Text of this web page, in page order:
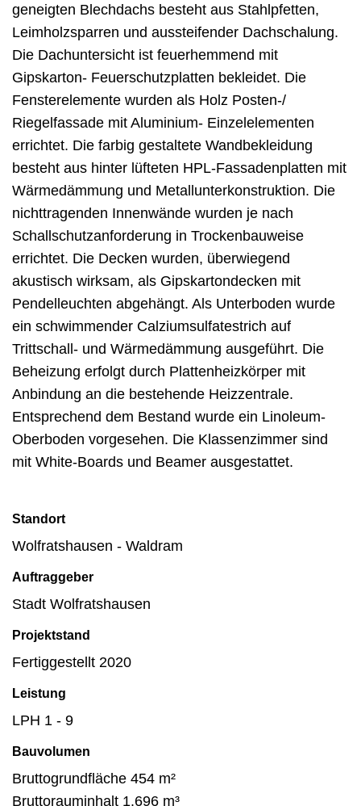
geneigten Blechdachs besteht aus Stahlpfetten,
Leimholzsparren und aussteifender Dachschalung.
Die Dachuntersicht ist feuerhemmend mit
Gipskarton- Feuerschutzplatten bekleidet. Die
Fensterelemente wurden als Holz Posten-/
Riegelfassade mit Aluminium- Einzelelementen
errichtet. Die farbig gestaltete Wandbekleidung
besteht aus hinter lüfteten HPL-Fassadenplatten mit
Wärmedämmung und Metallunterkonstruktion. Die
nichttragenden Innenwände wurden je nach
Schallschutzanforderung in Trockenbauweise
errichtet. Die Decken wurden, überwiegend
akustisch wirksam, als Gipskartondecken mit
Pendelleuchten abgehängt. Als Unterboden wurde
ein schwimmender Calziumsulfatestrich auf
Trittschall- und Wärmedämmung ausgeführt. Die
Beheizung erfolgt durch Plattenheizkörper mit
Anbindung an die bestehende Heizzentrale.
Entsprechend dem Bestand wurde ein Linoleum-
Oberboden vorgesehen. Die Klassenzimmer sind
mit White-Boards und Beamer ausgestattet.
Standort
Wolfratshausen - Waldram
Auftraggeber
Stadt Wolfratshausen
Projektstand
Fertiggestellt 2020
Leistung
LPH 1 - 9
Bauvolumen
Bruttogrundfläche 454 m²
Bruttorauminhalt 1.696 m³